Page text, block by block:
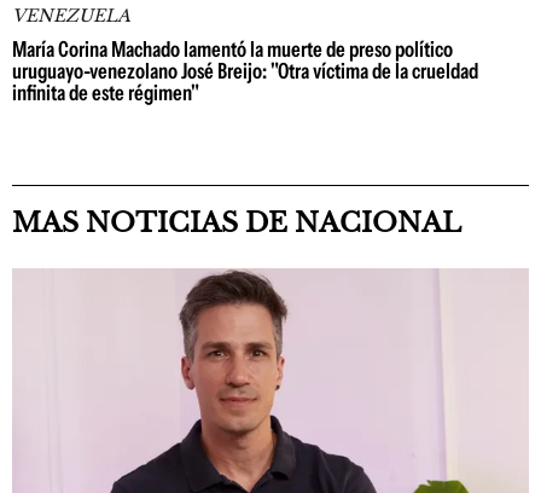
VENEZUELA
María Corina Machado lamentó la muerte de preso político
uruguayo-venezolano José Breijo: "Otra víctima de la crueldad
infinita de este régimen"
MAS NOTICIAS DE NACIONAL